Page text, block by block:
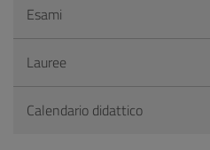
Esami
Lauree
Calendario didattico